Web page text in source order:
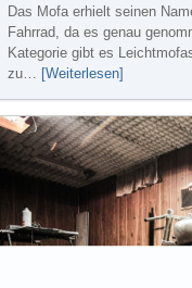
Das Mofa erhielt seinen
Fahrrad, da es genau
Kategorie gibt es
zu… [Weiterlesen]